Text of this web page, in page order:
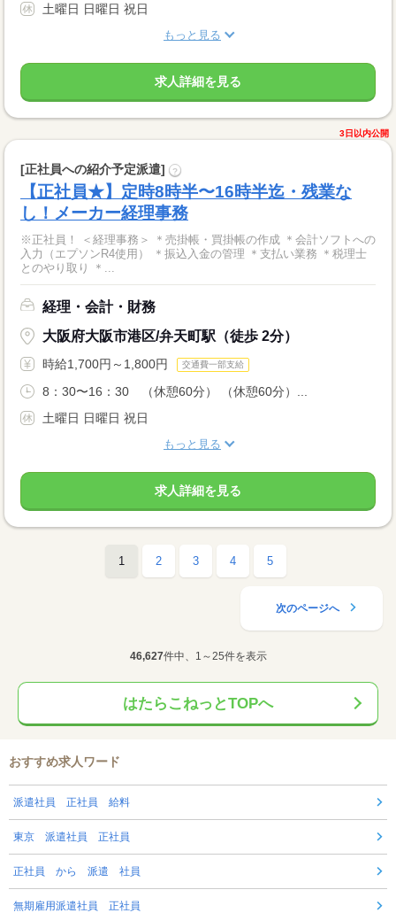
土曜日 日曜日 祝日
もっと見る
求人詳細を見る
3日以内公開
[正社員への紹介予定派遣] ?
【正社員★】定時8時半〜16時半迄・残業な
し！メーカー経理事務
※正社員！ ＜経理事務＞ ＊売掛帳・買掛帳の作成 ＊会計ソフトへの
入力（エプソンR4使用） ＊振込入金の管理 ＊支払い業務 ＊税理士
とのやり取り ＊...
経理・会計・財務
大阪府大阪市港区/弁天町駅（徒歩 2分）
時給1,700円～1,800円 交通費一部支給
8：30〜16：30 （休憩60分） （休憩60分）...
土曜日 日曜日 祝日
もっと見る
求人詳細を見る
1 2 3 4 5
次のページへ
46,627件中、1～25件を表示
はたらこねっとTOPへ
おすすめ求人ワード
派遣社員 正社員 給料
東京 派遣社員 正社員
正社員 から 派遣 社員
無期雇用派遣社員 正社員